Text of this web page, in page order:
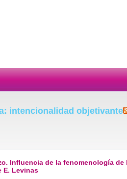
intencionalidad objetivante
Influencia de la fenomenología de
E. Levinas